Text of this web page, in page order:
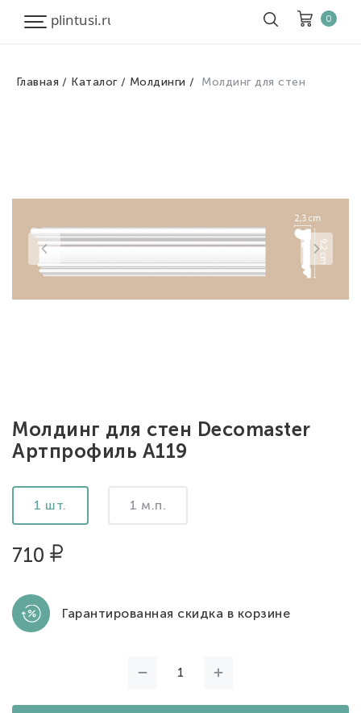
Итого к оплате
0
0
Главная Каталог Молдинги Молдинг для стен
Молдинг для стен Decomaster
Артпрофиль A119
1 шт. 1 м.п.
710
Гарантированная скидка в корзине